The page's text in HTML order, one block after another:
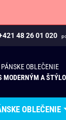
48 26 01 020
OBLEČENIE
MODERNÝM A
OBLEČENIE